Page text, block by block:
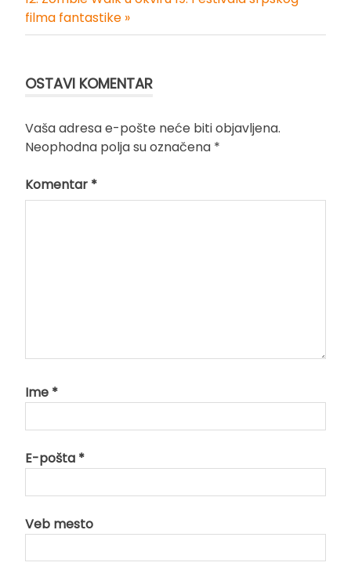
članka
filma fantastike »
OSTAVI KOMENTAR
Vaša adresa e-pošte neće biti objavljena.
Neophodna polja su označena *
Komentar *
Ime *
E-pošta *
Veb mesto